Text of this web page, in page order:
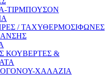
ΤΙΡΜΠΟΥΣΟΝ
/ ΤΑΧΥΘΕΡΜΟΣΙΦΩΝΕΣ
ΚΟΥΒΕΡΤΕΣ &
ΧΑΛΑΖΙΑ